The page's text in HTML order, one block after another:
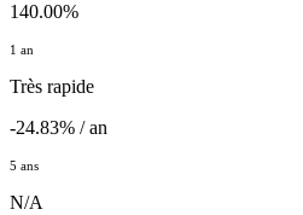
140.00%
1 an
Très rapide
-24.83% / an
5 ans
N/A